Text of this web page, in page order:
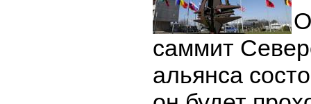
саммит
альянса